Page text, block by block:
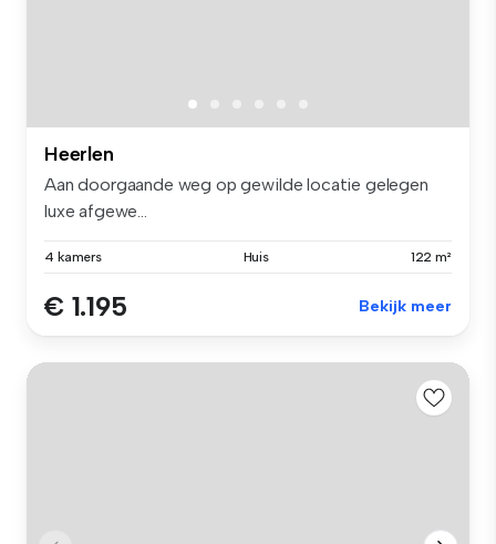
Heerlen
Aan doorgaande weg op gewilde locatie gelegen
luxe afgewe...
4 kamers Huis 122 m²
€ 1.195 Bekijk meer